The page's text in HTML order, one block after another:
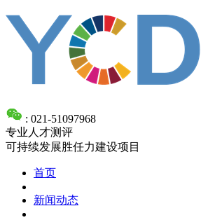
: 021-51097968
专业人才测评
可持续发展胜任力建设项目
首页
新闻动态